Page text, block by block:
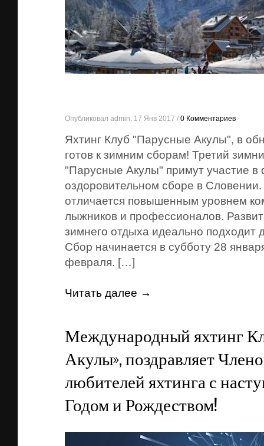
Опубликовал admin. 17 Янв 2017 / 0 Комментариев
Яхтинг Клуб "Парусные Акулы", в
готов к зимним сборам! Третий
"Парусные Акулы" примут участие в
оздоровительном сборе в Словении.
отличается повышенным уровнем
лыжников и профессионалов.
зимнего отдыха идеально подходит
Сбор начинается в субботу 28
февраля. […]
Читать далее →
Международный яхтинг
Акулы», поздравляет
любителей яхтинга с
Годом и Рождеством!